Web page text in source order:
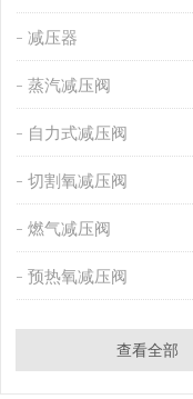
减压器
蒸汽减压阀
自力式减压阀
切割氧减压阀
燃气减压阀
预热氧减压阀
查看全部